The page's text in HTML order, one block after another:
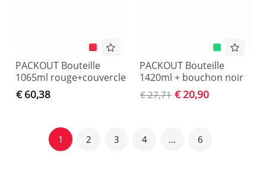
PACKOUT Bouteille
1065ml rouge+couvercle
€ 60,38
PACKOUT Bouteille
1420ml + bouchon noir
€ 27,71 € 20,90
1 2 3 4 ... 6